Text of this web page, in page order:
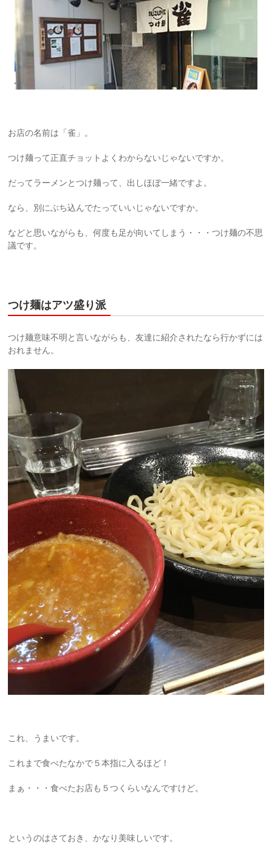
お店の名前は「雀」。
つけ麺って正直チョットよくわからないじゃないですか。
だってラーメンとつけ麺って、出しほぼ一緒ですよ。
なら、別にぶち込んでたっていいじゃないですか。
などと思いながらも、何度も足が向いてしまう・・・つけ麺の不思
議です。
つけ麺はアツ盛り派
つけ麺意味不明と言いながらも、友達に紹介されたなら行かずには
おれません。
これ、うまいです。
これまで食べたなかで５本指に入るほど！
まぁ・・・食べたお店も５つくらいなんですけど。
というのはさておき、かなり美味しいです。